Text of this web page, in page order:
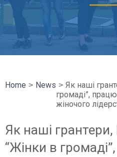
Home News
Як наші
громаді”,
жіночого
Як наші грантери,
“Жінки в громаді”,